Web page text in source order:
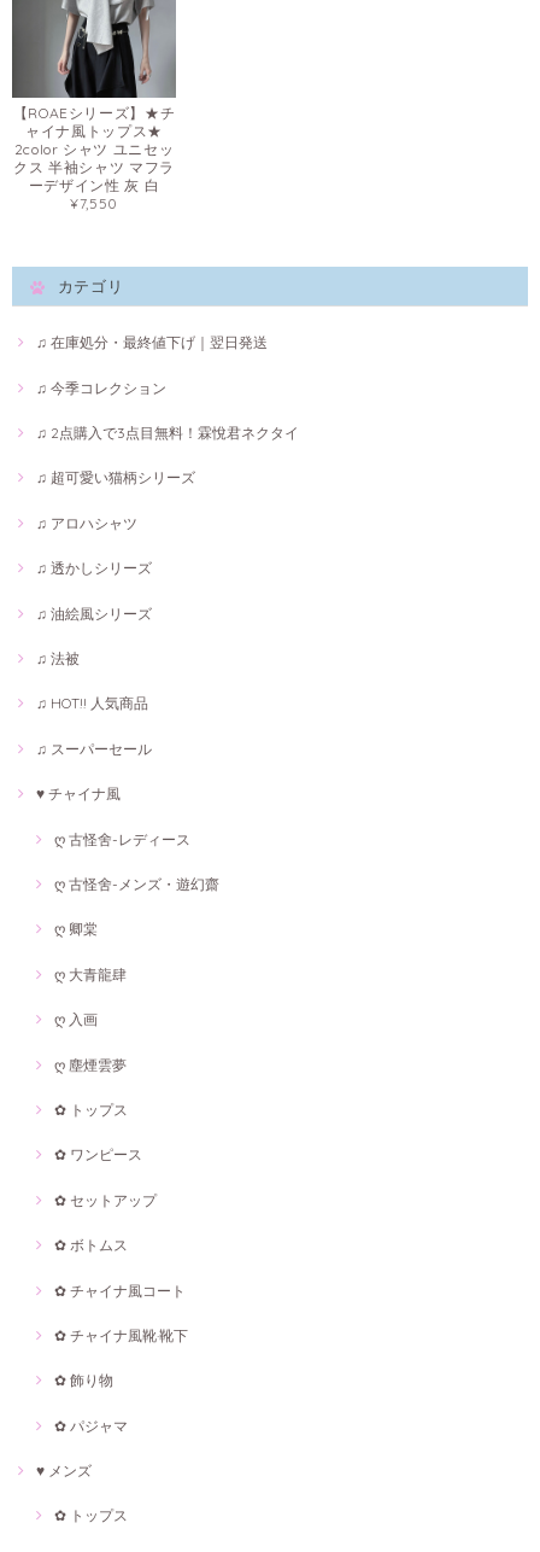
【ROAEシリーズ】★チ
ャイナ風トップス★
2color シャツ ユニセッ
クス 半袖シャツ マフラ
ーデザイン性 灰 白
¥7,550
カテゴリ
♫ 在庫処分・最終値下げ｜翌日発送
♫ 今季コレクション
♫ 2点購入で3点目無料！霖悅君ネクタイ
♫ 超可愛い猫柄シリーズ
♫ アロハシャツ
♫ 透かしシリーズ
♫ 油絵風シリーズ
♫ 法被
♫ HOT!! 人気商品
♫ スーパーセール
♥ チャイナ風
ღ 古怪舍-レディース
ღ 古怪舍-メンズ・遊幻齋
ღ 卿棠
ღ 大青龍肆
ღ 入画
ღ 塵煙雲夢
✿ トップス
✿ ワンピース
✿ セットアップ
✿ ボトムス
✿ チャイナ風コート
✿ チャイナ風靴·靴下
✿ 飾り物
✿ パジャマ
♥ メンズ
✿ トップス